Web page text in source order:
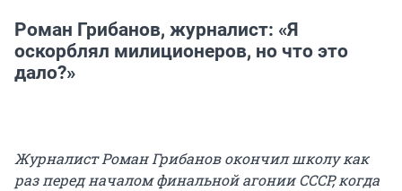
Роман Грибанов, журналист: «Я
оскорблял милиционеров, но что это
дало?»
Журналист Роман Грибанов окончил школу как
раз перед началом финальной агонии СССР, когда